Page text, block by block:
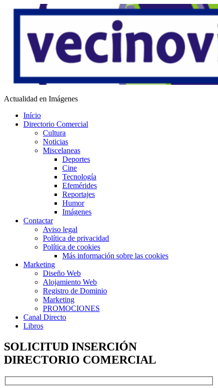
Saltar
Vecino Virtual
Actualidad en Imágenes
Início
Directorio Comercial
Cultura
Noticias
Miscelaneas
Deportes
Cine
Tecnología
Efemérides
Reportajes
Humor
Imágenes
Contactar
Aviso legal
Política de privacidad
Política de cookies
Más información sobre las cookies
Marketing
Diseño Web
Alojamiento Web
Registro de Dominio
Marketing
PROMOCIONES
Canal Directo
Libros
SOLICITUD INSERCIÓN
DIRECTORIO COMERCIAL